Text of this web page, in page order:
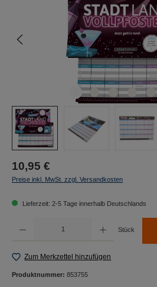
10,95 €
Preise inkl. MwSt. zzgl. Versandkosten
Lieferzeit: 2-5 Tage innerhalb Deutschlands
Stück
Zum Merkzettel hinzufügen
Produktnummer: 853755